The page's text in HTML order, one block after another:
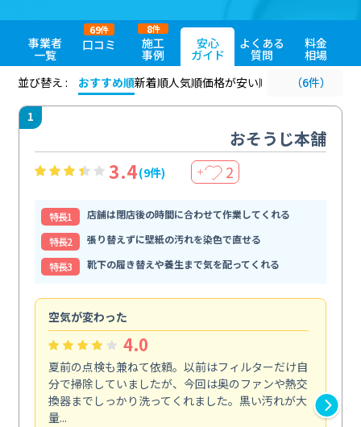
事業者
一覧
口コミ
69件
施工
事例
8件
安心
ガイド
よくある
質問
料金
相場
並び替え :
おすすめ順新着順人気順価格が安い順 評価が高い順
（6件）
1
おそうじ本舗
3.4(9件) ＋ 2
特⻑1
店舗は閉店後の時間に合わせて作業してくれる
特⻑2
張り替えずに壁紙の汚れを染色で直せる
特⻑3
靴下の履き替えや養生まで気を配ってくれる
空気が変わった
4.0
夏前の点検も兼ねて依頼。以前はフィルターだけ自
分で掃除していましたが、今回は奥のファンや熱交
換器までしっかり洗ってくれました。黒い汚れが大
量...